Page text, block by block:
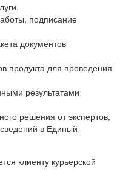
подписание
документов
продукта для проведения
результатами
решения от экспертов,
в Единый
клиенту курьерской